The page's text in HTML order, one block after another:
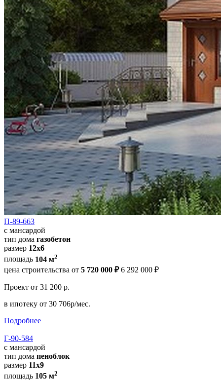
П-89-663
с мансардой
тип дома газобетон
размер 12x6
площадь 104 м2
цена строительства от 5 720 000 ₽ 6 292 000 ₽
Проект от 31 200 р.
в ипотеку от 30 706р/мес.
Подробнее
Г-90-584
с мансардой
тип дома пеноблок
размер 11х9
площадь 105 м2